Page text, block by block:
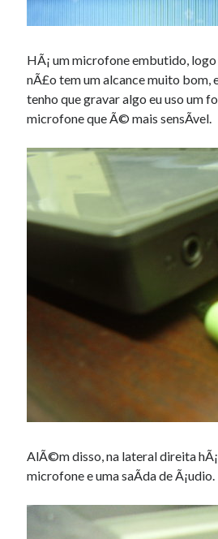
HÃ¡ um microfone embutido, logo
nÃ£o tem um alcance muito bom,
tenho que gravar algo eu uso um
microfone que Ã© mais sensÃ­vel.
AlÃ©m disso, na lateral direita
microfone e uma saÃ­da de Ã¡udio.